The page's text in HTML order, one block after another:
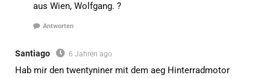
aus Wien, Wolfgang. ?
Antworten
Santiago 6 Jahren ago
Hab mir den twentyniner mit dem aeg Hinterradmotor